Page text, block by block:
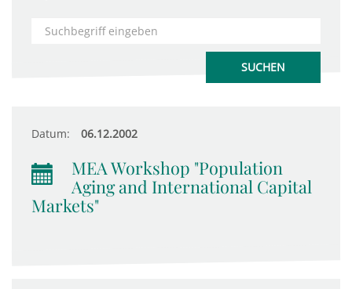
Datum: 06.12.2002
MEA Workshop "Population
Aging and International Capital
Markets"